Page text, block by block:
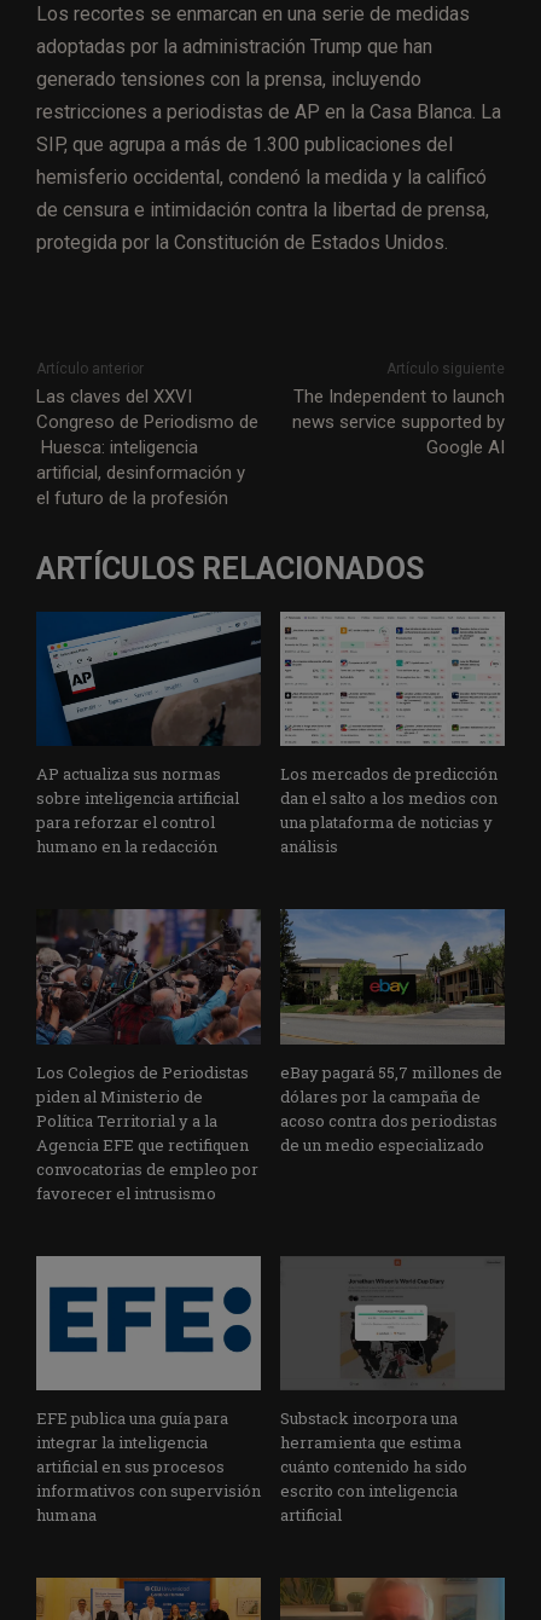
Los recortes se enmarcan en una serie de medidas
adoptadas por la administración Trump que han
generado tensiones con la prensa, incluyendo
restricciones a periodistas de AP en la Casa Blanca. La
SIP, que agrupa a más de 1.300 publicaciones del
hemisferio occidental, condenó la medida y la calificó
de censura e intimidación contra la libertad de prensa,
protegida por la Constitución de Estados Unidos.
Artículo anterior
Las claves del XXVI
Congreso de Periodismo de
Huesca: inteligencia
artificial, desinformación y
el futuro de la profesión
Artículo siguiente
The Independent to launch
news service supported by
Google AI
ARTÍCULOS RELACIONADOS
AP actualiza sus normas
sobre inteligencia artificial
para reforzar el control
humano en la redacción
Los mercados de predicción
dan el salto a los medios con
una plataforma de noticias y
análisis
Los Colegios de Periodistas
piden al Ministerio de
Política Territorial y a la
Agencia EFE que rectifiquen
convocatorias de empleo por
favorecer el intrusismo
eBay pagará 55,7 millones de
dólares por la campaña de
acoso contra dos periodistas
de un medio especializado
EFE publica una guía para
integrar la inteligencia
artificial en sus procesos
informativos con supervisión
humana
Substack incorpora una
herramienta que estima
cuánto contenido ha sido
escrito con inteligencia
artificial